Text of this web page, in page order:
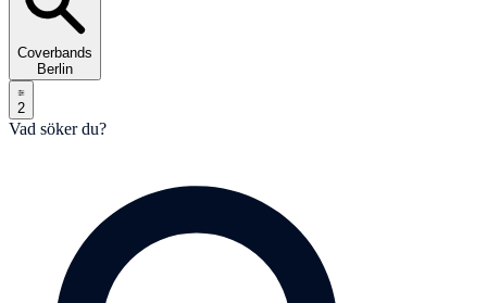
Coverbands
Berlin
2
Vad söker du?